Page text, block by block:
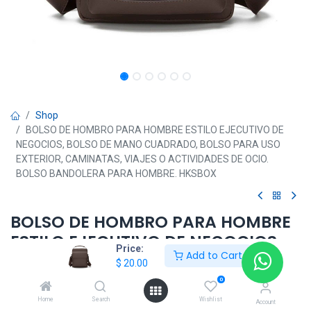
Price:
$ 20.00
Add to Cart
Home Search
0
Wishlist Account
Shop
BOLSO DE HOMBRO PARA HOMBRE ESTILO EJECUTIVO DE
NEGOCIOS, BOLSO DE MANO CUADRADO, BOLSO PARA USO
EXTERIOR, CAMINATAS, VIAJES O ACTIVIDADES DE OCIO.
BOLSO BANDOLERA PARA HOMBRE. HKSBOX
BOLSO DE HOMBRO PARA HOMBRE
ESTILO EJECUTIVO DE NEGOCIOS,
BOLSO DE MANO CUADRADO,
BOLSO PARA USO EXTERIOR,
CAMINATAS, VIAJES O